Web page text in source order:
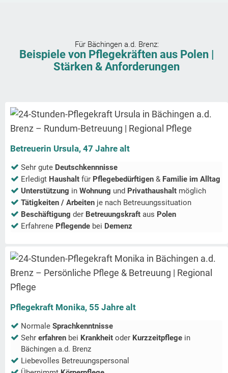
Für Bächingen a.d. Brenz:
Beispiele von Pflegekräften aus Polen |
Stärken & Anforderungen
Betreuerin Ursula, 47 Jahre alt
Sehr gute Deutschkennnisse
Erledigt Haushalt für Pflegebedürftigen & Familie im Alltag
Unterstützung in Wohnung und Privathaushalt möglich
Tätigkeiten / Arbeiten je nach Betreuungssituation
Beschäftigung der Betreuungskraft aus Polen
Erfahrene Pflegende bei Demenz
Pflegekraft Monika, 55 Jahre alt
Normale Sprachkenntnisse
Sehr erfahren bei Krankheit oder Kurzzeitpflege in
Bächingen a.d. Brenz
Liebevolles Betreuungspersonal